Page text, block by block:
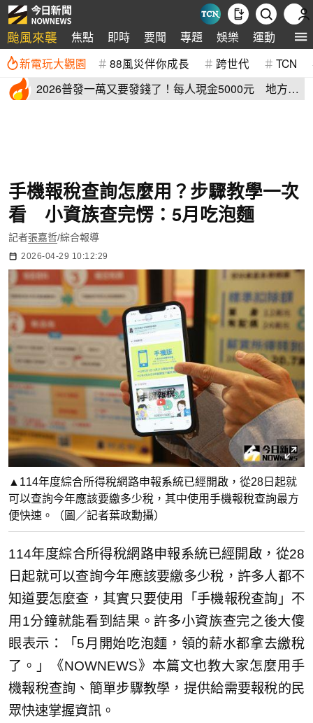
颱風來襲 焦點 即時 要聞 專題 娛樂 運動 全球
新電玩大觀園 88風災伴你成長 跨世代 TCN
2026普發一萬又要發錢了！每人現金5000元 地方加
手機報稅查詢怎麼用？步驟教學一次
看 小資族查完愣：5月吃泡麵
記者張嘉哲/綜合報導
2026-04-29 10:12:29
▲114年度綜合所得稅網路申報系統已經開啟，從28日起就
可以查詢今年應該要繳多少稅，其中使用手機報稅查詢最方
便快速。（圖／記者葉政勳攝）
114年度綜合所得稅網路申報系統已經開啟，從28
日起就可以查詢今年應該要繳多少稅，許多人都不
知道要怎麼查，其實只要使用「手機報稅查詢」不
用1分鐘就能看到結果。許多小資族查完之後大傻
眼表示：「5月開始吃泡麵，領的薪水都拿去繳稅
了。」《NOWNEWS》本篇文也教大家怎麼用手
機報稅查詢、簡單步驟教學，提供給需要報稅的民
眾快速掌握資訊。